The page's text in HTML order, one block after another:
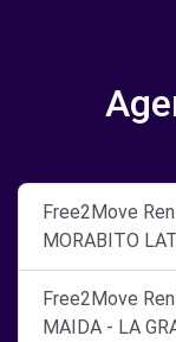
Free2Move
MORABITO
Free2Move
MAIDA - LA